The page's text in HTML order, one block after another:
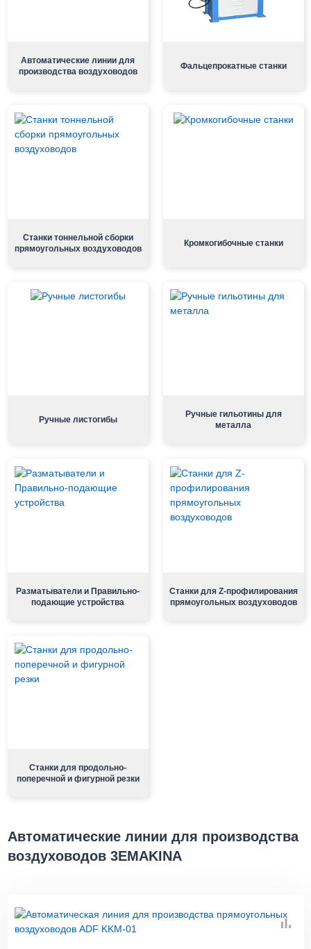
Автоматические линии для
производства воздуховодов
Фальцепрокатные станки
Станки тоннельной сборки
прямоугольных воздуховодов
Кромкогибочные станки
Ручные листогибы
Ручные гильотины для
металла
Разматыватели и Правильно-
подающие устройства
Станки для Z-профилирования
прямоугольных воздуховодов
Станки для продольно-
поперечной и фигурной резки
Автоматические линии для производства
воздуховодов 3EMAKINA